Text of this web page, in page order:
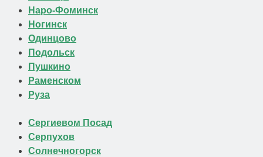
Наро-Фоминск
Ногинск
Одинцово
Подольск
Пушкино
Раменском
Руза
Сергиевом Посад
Серпухов
Солнечногорск